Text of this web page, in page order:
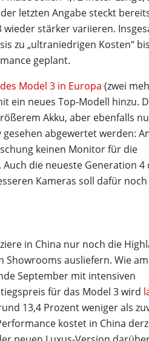
letzten Angabe steckt
stärker variieren.
zu „ultraniedrigen Kosten“
geplant.
Model 3 in Europa (zwei
ein neues Top-Modell hinzu.
Akku, aber ebenfalls
abgewertet werden:
keinen Monitor für die
die neueste Generation 4
Kameras soll dafür
in China nur noch die
Showrooms ausliefern. Wie am
September mit intensiven
für das Model 3 wird
13,4 Prozent weniger als
kostet in China